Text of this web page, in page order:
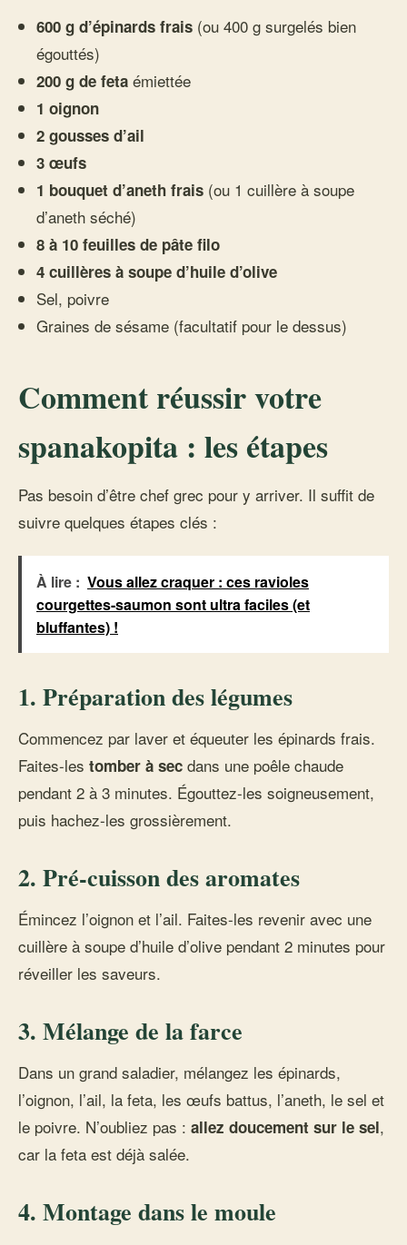
600 g d’épinards frais (ou 400 g surgelés bien
égouttés)
200 g de feta émiettée
1 oignon
2 gousses d’ail
3 œufs
1 bouquet d’aneth frais (ou 1 cuillère à soupe
d’aneth séché)
8 à 10 feuilles de pâte filo
4 cuillères à soupe d’huile d’olive
Sel, poivre
Graines de sésame (facultatif pour le dessus)
Comment réussir votre
spanakopita : les étapes
Pas besoin d’être chef grec pour y arriver. Il suffit de
suivre quelques étapes clés :
À lire : Vous allez craquer : ces ravioles
courgettes-saumon sont ultra faciles (et
bluffantes) !
1. Préparation des légumes
Commencez par laver et équeuter les épinards frais.
Faites-les tomber à sec dans une poêle chaude
pendant 2 à 3 minutes. Égouttez-les soigneusement,
puis hachez-les grossièrement.
2. Pré-cuisson des aromates
Émincez l’oignon et l’ail. Faites-les revenir avec une
cuillère à soupe d’huile d’olive pendant 2 minutes pour
réveiller les saveurs.
3. Mélange de la farce
Dans un grand saladier, mélangez les épinards,
l’oignon, l’ail, la feta, les œufs battus, l’aneth, le sel et
le poivre. N’oubliez pas : allez doucement sur le sel,
car la feta est déjà salée.
4. Montage dans le moule